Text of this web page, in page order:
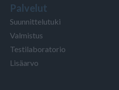
Palvelut
Suunnittelutuki
Valmistus
Testilaboratorio
Lisäarvo